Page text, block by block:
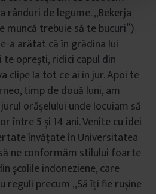
rânduri de legume. „Bekerja
muncă trebuie să te bucuri”)
a arătat că în grădina lui
te oprești, ridici capul din
clipe la tot ce ai în jur. Apoi te
timp de două luni, am
orășelului unde locuiam să
între 5 și 14 ani. Venite cu idei
învățate în Universitatea
ne conformăm stilului foarte
școlile indoneziene, care
reguli precum „Să îți fie rușine